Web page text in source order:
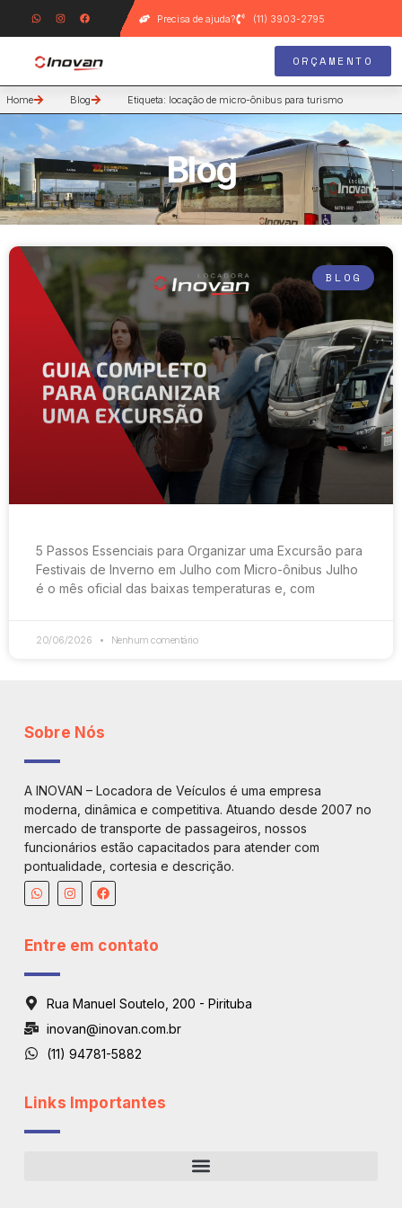
Precisa de ajuda? (11) 3903-2795
ORÇAMENTO
Home Blog Etiqueta: locação de micro-ônibus para turismo
Blog
BLOG
5 Passos Essenciais para Organizar uma Excursão para
Festivais de Inverno em Julho com Micro-ônibus Julho
é o mês oficial das baixas temperaturas e, com
20/06/2026 Nenhum comentário
Sobre Nós
A INOVAN – Locadora de Veículos é uma empresa
moderna, dinâmica e competitiva. Atuando desde 2007 no
mercado de transporte de passageiros, nossos
funcionários estão capacitados para atender com
pontualidade, cortesia e descrição.
Entre em contato
Rua Manuel Soutelo, 200 - Pirituba
inovan@inovan.com.br
(11) 94781-5882
Links Importantes